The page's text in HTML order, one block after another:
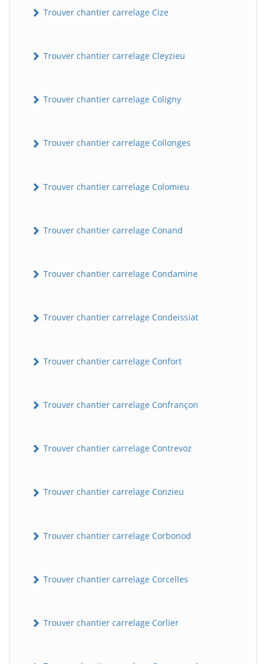
Trouver chantier carrelage Cize
Trouver chantier carrelage Cleyzieu
Trouver chantier carrelage Coligny
Trouver chantier carrelage Collonges
Trouver chantier carrelage Colomieu
Trouver chantier carrelage Conand
Trouver chantier carrelage Condamine
Trouver chantier carrelage Condeissiat
Trouver chantier carrelage Confort
Trouver chantier carrelage Confrançon
Trouver chantier carrelage Contrevoz
Trouver chantier carrelage Conzieu
Trouver chantier carrelage Corbonod
Trouver chantier carrelage Corcelles
Trouver chantier carrelage Corlier
BatiWebPro